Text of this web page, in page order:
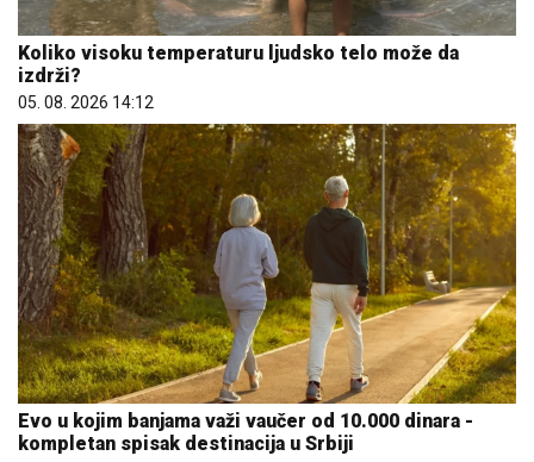
Koliko visoku temperaturu ljudsko telo može da
izdrži?
05. 08. 2026 14:12
Evo u kojim banjama važi vaučer od 10.000 dinara -
kompletan spisak destinacija u Srbiji